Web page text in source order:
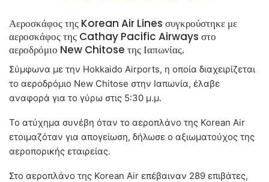
Αεροσκάφος της Korean Air Lines συγκρούστηκε με
αεροσκάφος της Cathay Pacific Airways στο
αεροδρόμιο New Chitose της Ιαπωνίας.
Σύμφωνα με την Hokkaido Airports, η οποία διαχειρίζεται
το αεροδρόμιο New Chitose στην Ιαπωνία, έλαβε
αναφορά για το γύρω στις 5:30 μ.μ.
Το ατύχημα συνέβη όταν το αεροπλάνο της Korean Air
ετοιμαζόταν για απογείωση, δήλωσε ο αξιωματούχος της
αεροπορικής εταιρείας.
Στο αεροπλάνο της Korean Air επέβαιναν 289 επιβάτες,